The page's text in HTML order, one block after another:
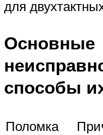
для
Основные
способы
Поломка